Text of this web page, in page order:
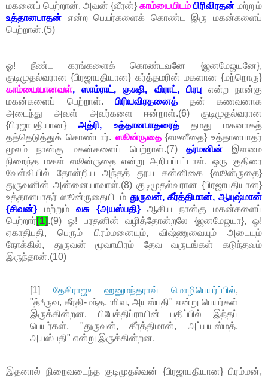
மகனைப் பெற்றான், அவன் {வீரன்} காம்யையிடம் பிரிவிரதன் மற்றும்
உத்தானபாதன் என்ற பெயர்களைக் கொண்ட இரு மகன்களைப்
பெற்றான்.(5)
ஓ! நீண்ட கரங்களைக் கொண்டவனே {ஜனமேஜயனே},
குடிமுதல்வரான {பிரஜாபதியான} கர்த்தமரின் மகளான {மற்றொரு}
காம்யையானவள், ஸாம்ராட், குக்ஷி, விராட், பிரபுஎன்ற நான்கு
மகன்களைப் பெற்றாள். பிரியவிரதனைத் தன் கணவனாக
அடைந்து அவள் அவர்களை ஈன்றாள்.(6) குடிமுதல்வரான
{பிரஜாபதியான}அத்ரி, உத்தானபாதரைத்தமது மகனாகத்
தத்தெடுத்துக் கொண்டார். ஸூன்ருதை{ஸுனீதை} உத்தானபாதர்
மூலம் நான்கு மகன்களைப் பெற்றாள்.(7)தர்மனின் இளமை
நிறைந்த மகள் ஸூன்ருதை என்று அறியப்பட்டாள். ஒரு குதிரை
வேள்வியில் தோன்றிய அந்தத் தூய கன்னிகை {ஸூன்ருதை}
துருவனின் அன்னையாவாள்.(8) குடிமுதல்வரான {பிரஜாபதியான}
உத்தானபாதர் ஸூன்ருதையிடம் துருவன், கீர்த்திமான், ஆயுஷ்மான்
{சிவன்} மற்றும் வசு {அயஸ்பதி}ஆகிய நான்கு மகன்களைப்
பெற்றார்[1].(9) ஓ! பரதனின் வழித்தோன்றலே {ஜனமேஜயா}, ஓ!
ஏகாதிபதி, பெரும் பிரம்மனையும், விஷ்ணுவையும் அடையும்
நோக்கில், துருவன் மூவாயிரம் தேவ வருடங்கள் கடுந்தவம்
இருந்தான்.(10)
[1] தேசிராஜு ஹனுமந்தராவ் மொழிபெயர்ப்பில்,
"த்⁴ருவ, கீர்தி-மந்த, ஶிவ, அயஸ்பதி" என்று பெயர்கள்
இருக்கின்றன. பிபேக்திப்ராயின் பதிப்பில் இந்தப்
பெயர்கள், "துருவன், கீர்த்திமான், அப்யயஸ்மத்,
அயஸ்பதி" என்று இருக்கின்றன.
இதனால் நிறைவடைந்த குடிமுதல்வன் {பிரஜாபதியான} பிரம்மன்,